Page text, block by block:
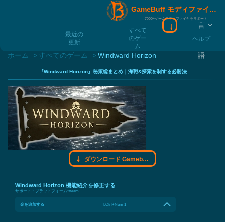
GameBuff モディファイヤモディファイヤ
7000+ゲームモディファイヤをサポート
最近の
更新
すべて
のゲー
ム
ヘルプ
ダウンロード
言
語
ホーム すべてのゲーム Windward Horizon
『Windward Horizon』秘策総まとめ｜海戦&探索を制する必勝法
ダウンロード Gamebuff モディファイヤモディファイヤ
Windward Horizon 機能紹介を修正する
サポート・プラットフォーム:steam
金を追加する LCtrl+Num 1